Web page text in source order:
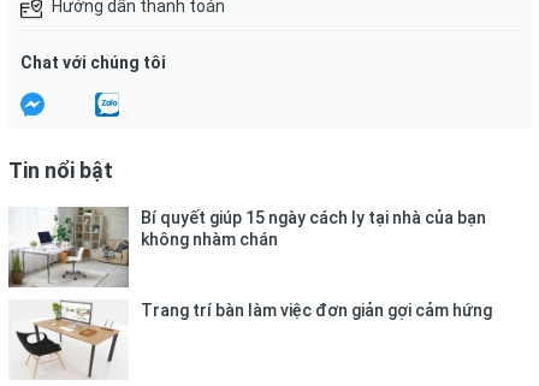
Hướng dẫn thanh toán
Chat với chúng tôi
Tin nổi bật
Bí quyết giúp 15 ngày cách ly tại nhà của bạn
không nhàm chán
Trang trí bàn làm việc đơn giản gợi cảm hứng